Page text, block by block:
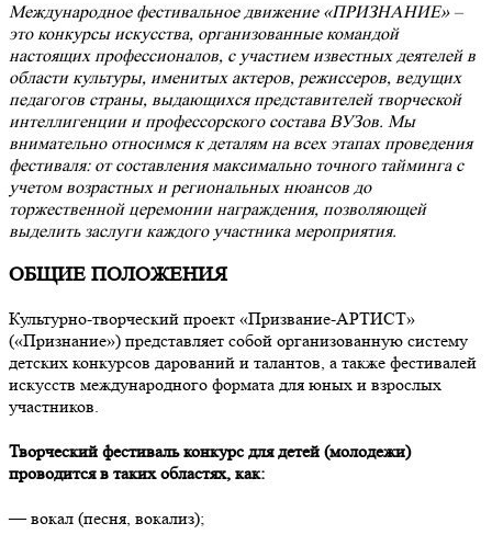
Международное фестивальное движение «ПРИЗНАНИЕ» –
это конкурсы искусства, организованные командой
настоящих профессионалов, с участием известных деятелей в
области культуры, именитых актеров, режиссеров, ведущих
педагогов страны, выдающихся представителей творческой
интеллигенции и профессорского состава ВУЗов. Мы
внимательно относимся к деталям на всех этапах проведения
фестиваля: от составления максимально точного тайминга с
учетом возрастных и региональных нюансов до
торжественной церемонии награждения, позволяющей
выделить заслуги каждого участника мероприятия.
ОБЩИЕ ПОЛОЖЕНИЯ
Культурно-творческий проект «Призвание-АРТИСТ»
(«Признание») представляет собой организованную систему
детских конкурсов дарований и талантов, а также фестивалей
искусств международного формата для юных и взрослых
участников.
Творческий фестиваль конкурс для детей (молодежи)
проводится в таких областях, как:
— вокал (песня, вокализ);